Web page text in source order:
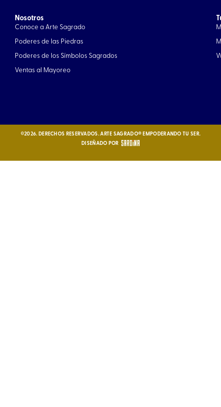
b
o
o
g
r
a
Nosotros
Conoce a Arte Sagrado
Poderes de las Piedras
Poderes de los Símbolos Sagrados
Ventas al Mayoreo
©2026. DERECHOS RESERVADOS. ARTE SAGRADO® EMPODERANDO TU SER.
DISEÑADO POR